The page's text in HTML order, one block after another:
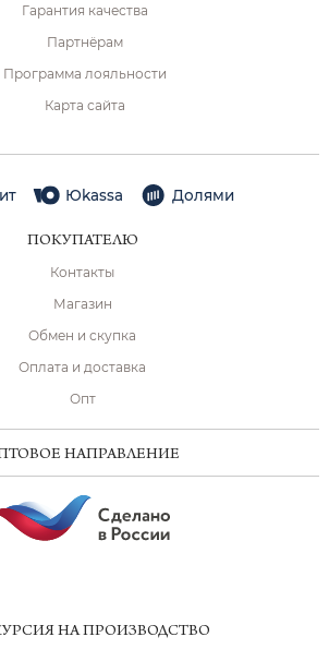
Гарантия качества
Партнёрам
Программа лояльности
Карта сайта
Юkassa Долями
ПОКУПАТЕЛЮ
Контакты
Магазин
Обмен и скупка
Оплата и доставка
Опт
НАПРАВЛЕНИЕ
НА ПРОИЗВОДСТВО